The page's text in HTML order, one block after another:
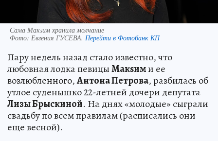
Сама Макsим хранила молчание
Фото: Евгения ГУСЕВА. Перейти в Фотобанк КП
Пару недель назад стало известно, что
любовная лодка певицыМакsими ее
возлюбленного,Антона Петрова, разбилась об
утлое суденышко 22-летней дочери депутата
Лизы Брыскиной. На днях «молодые» сыграли
свадьбу по всем правилам (расписались они
еще весной).